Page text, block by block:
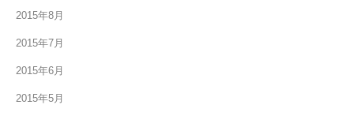
2015年8月
2015年7月
2015年6月
2015年5月